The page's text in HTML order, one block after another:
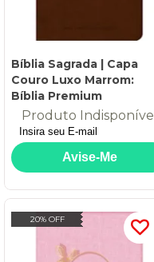
Bíblia Sagrada | Capa
Couro Luxo Marrom:
Bíblia Premium
Produto Indisponível
20% OFF